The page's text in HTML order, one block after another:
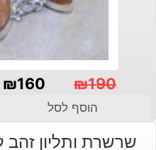
₪190
המקורי
₪160
הנוכחי
הוסף לסל